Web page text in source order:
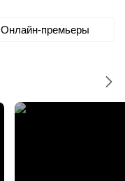
Онлайн-премьеры